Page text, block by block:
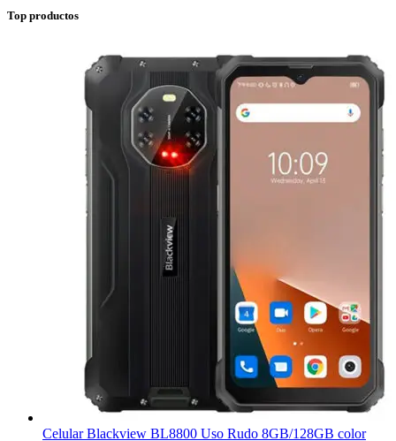
Top productos
Celular Blackview BL8800 Uso Rudo 8GB/128GB color